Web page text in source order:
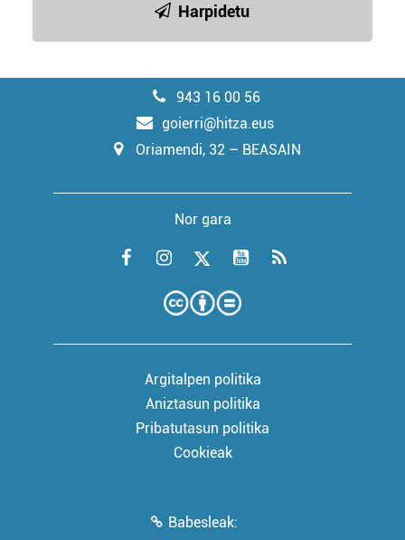
Harpidetu
943 16 00 56
goierri@hitza.eus
Oriamendi, 32 – BEASAIN
Nor gara
Argitalpen politika
Aniztasun politika
Pribatutasun politika
Cookieak
Babesleak: